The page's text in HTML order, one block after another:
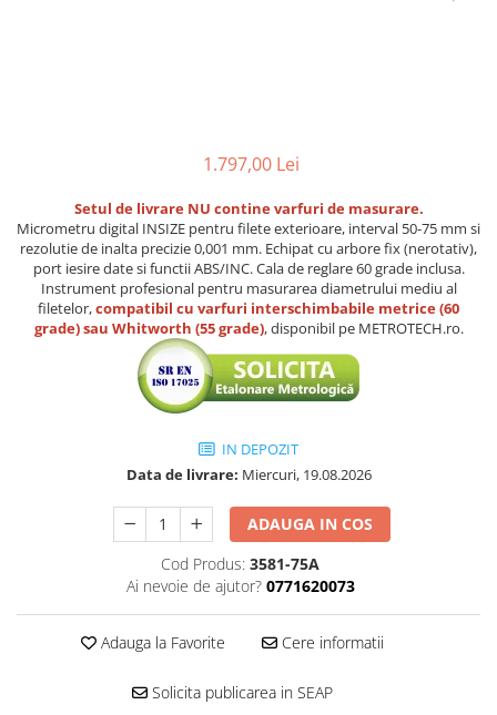
Micrometre de interior in 2 puncte
Micrometre tubulare de interior
Micrometre de adancime
Micrometre mecanice de interior
in 3 puncte
Micrometre digitale de interior in
Micrometre pentru filete
Micrometre speciale
Accesorii micrometre
Ceasuri comparatoare digitale
1.797,00 Lei
Setul de livrare NU contine varfuri de masurare.
Micrometru digital INSIZE pentru filete exterioare, interval 50-75 mm si
rezolutie de inalta precizie 0,001 mm. Echipat cu arbore fix (nerotativ),
port iesire date si functii ABS/INC. Cala de reglare 60 grade inclusa.
Instrument profesional pentru masurarea diametrului mediu al
filetelor,compatibil cu varfuri interschimbabile metrice (60
grade) sau Whitworth (55 grade), disponibil pe METROTECH.ro.
IN DEPOZIT
Data de livrare: Miercuri, 19.08.2026
ADAUGA IN COS
Cod Produs: 3581-75A
Ai nevoie de ajutor? 0771620073
Adauga la Favorite Cere informatii
Solicita publicarea in SEAP